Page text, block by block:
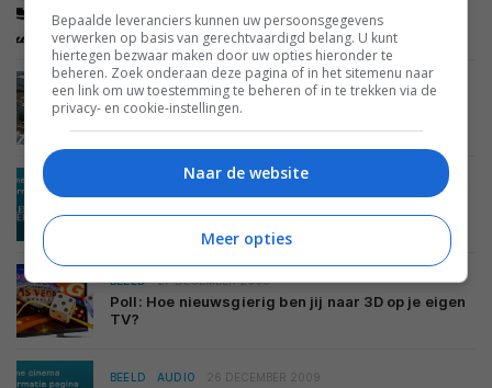
Lees alles over Blu-ray 3D
BEELD 29 DECEMBER 2009
Grootste plasmafabriek Panasonic opent de
BEELD 27 DECEMBER 2009
Poll: Hoe nieuwsgierig ben jij naar 3D op je eigen
TV?
BEELD AUDIO 26 DECEMBER 2009
Bepaalde leveranciers kunnen uw persoonsgegevens
verwerken op basis van gerechtvaardigd belang. U kunt
hiertegen bezwaar maken door uw opties hieronder te
beheren. Zoek onderaan deze pagina of in het sitemenu naar
een link om uw toestemming te beheren of in te trekken via de
privacy- en cookie-instellingen.
Naar de website
Meer opties